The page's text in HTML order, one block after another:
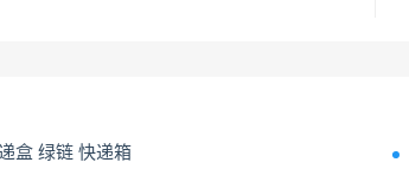
盒 绿链 快递箱